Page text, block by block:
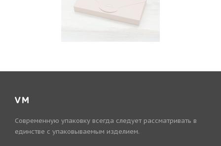
VM
Современную упаковку всегда следует рассматривать в
единстве с упаковываемым изделием.